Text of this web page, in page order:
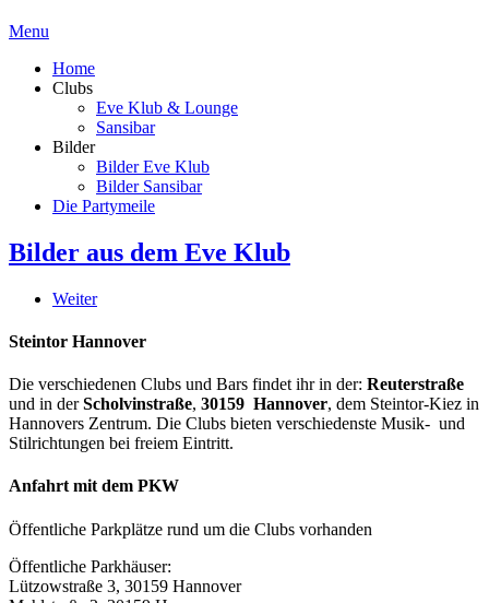
Menu
Home
Clubs
Eve Klub & Lounge
Sansibar
Bilder
Bilder Eve Klub
Bilder Sansibar
Die Partymeile
Bilder aus dem Eve Klub
Weiter
Steintor Hannover
Die verschiedenen Clubs und Bars findet ihr in der: Reuterstraße
und in derScholvinstraße, 30159 Hannover, dem Steintor-Kiez in
Hannovers Zentrum. Die Clubs bieten verschiedenste Musik- und
Stilrichtungen bei freiem Eintritt.
Anfahrt mit dem PKW
Öffentliche Parkplätze rund um die Clubs vorhanden
Öffentliche Parkhäuser:
Lützowstraße 3, 30159 Hannover